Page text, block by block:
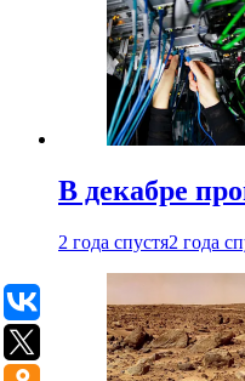
В декабре
2 года спустя2 года